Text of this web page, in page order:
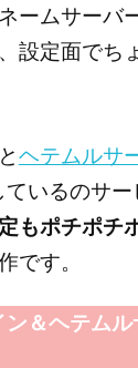
ームサーバ
設定面でち
ヘテムルサ
いるのサー
もポチポチ
です。
ン＆ヘテム